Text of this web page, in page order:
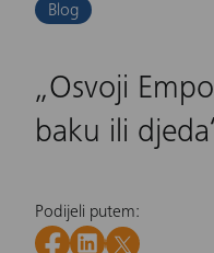
Blog
„Osvoji
baku ili
Podijeli putem: